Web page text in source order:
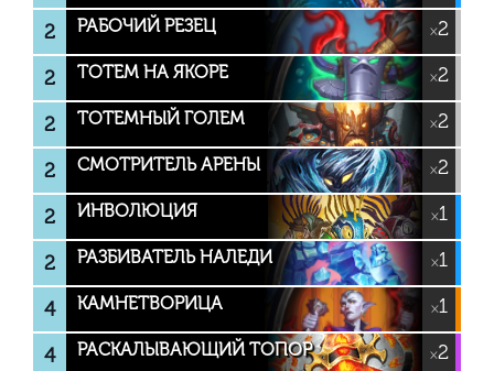
2 РАБОЧИЙ РЕЗЕЦ ×2
2 ТОТЕМ НА ЯКОРЕ ×2
2 ТОТЕМНЫЙ ГОЛЕМ ×2
2 СМОТРИТЕЛЬ АРЕНЫ ×2
2 ИНВОЛЮЦИЯ ×1
2 РАЗБИВАТЕЛЬ НАЛЕДИ ×1
4 КАМНЕТВОРИЦА ×1
4 РАСКАЛЫВАЮЩИЙ ТОПОР ×2